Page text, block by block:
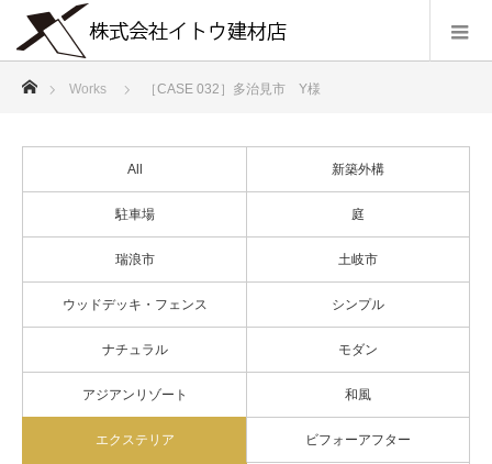
ホーム
Works ［CASE 032］多治見市 Y様
All 新築外構
駐車場 庭
瑞浪市 土岐市
ウッドデッキ・フェンス シンプル
ナチュラル モダン
アジアンリゾート 和風
エクステリア ビフォーアフター